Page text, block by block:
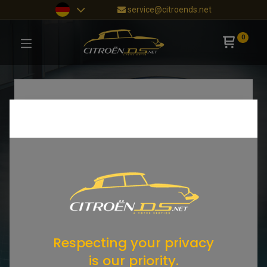
service@citroends.net
0
Respecting your privacy
is our priority.